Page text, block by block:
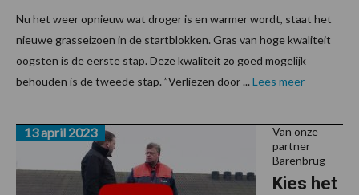
Nu het weer opnieuw wat droger is en warmer wordt, staat het
nieuwe grasseizoen in de startblokken. Gras van hoge kwaliteit
oogsten is de eerste stap. Deze kwaliteit zo goed mogelijk
behouden is de tweede stap. ”Verliezen door ... Lees meer
Van onze
partner
Barenbrug
Kies het
13 april 2023